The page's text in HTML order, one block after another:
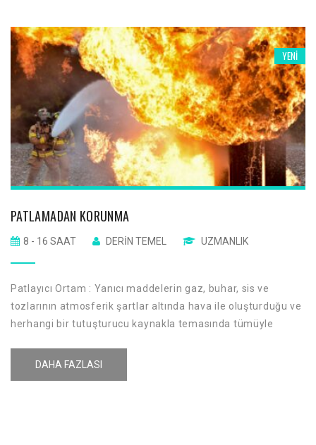
YENI
PATLAMADAN KORUNMA
8 - 16 SAAT DERIN TEMEL UZMANLIK
Patlayıcı Ortam : Yanıcı maddelerin gaz, buhar, sis ve
tozlarının atmosferik şartlar altında hava ile oluşturduğu ve
herhangi bir tutuşturucu kaynakla temasında tümüyle
DAHA FAZLASI